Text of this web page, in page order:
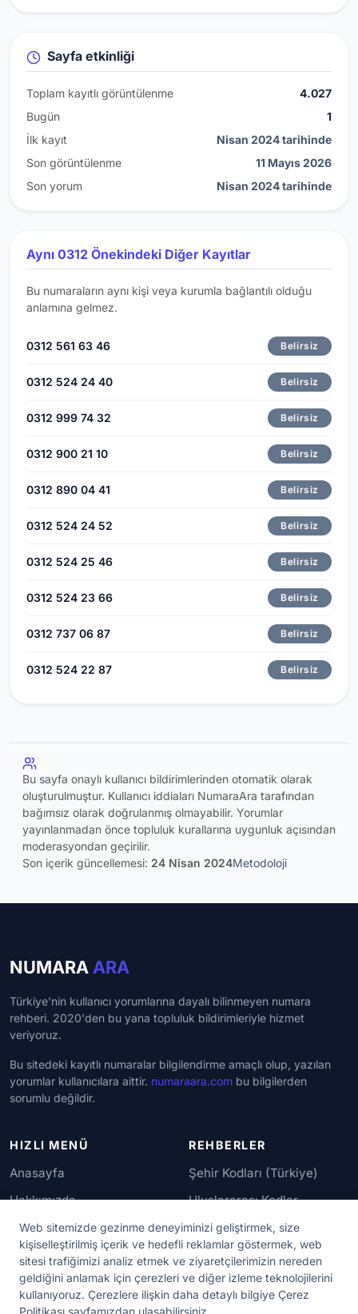
Web sitemizde gezinme deneyiminizi geliştirmek, size
kişiselleştirilmiş içerik ve hedefli reklamlar göstermek, web
sitesi trafiğimizi analiz etmek ve ziyaretçilerimizin nereden
geldiğini anlamak için çerezleri ve diğer izleme teknolojilerini
kullanıyoruz. Çerezlere ilişkin daha detaylı bilgiye Çerez
Politikası sayfamızdan ulaşabilirsiniz.
Sayfa etkinliği
Toplam kayıtlı görüntülenme
4.027
Bugün
1
İlk kayıt
Nisan 2024 tarihinde
Son görüntülenme
11 Mayıs 2026
Son yorum
Nisan 2024 tarihinde
Aynı 0312 Önekindeki Diğer Kayıtlar
Bu numaraların aynı kişi veya kurumla bağlantılı olduğu
anlamına gelmez.
0312 561 63 46 Belirsiz
0312 524 24 40 Belirsiz
0312 999 74 32 Belirsiz
0312 900 21 10 Belirsiz
0312 890 04 41 Belirsiz
0312 524 24 52 Belirsiz
0312 524 25 46 Belirsiz
0312 524 23 66 Belirsiz
0312 737 06 87 Belirsiz
0312 524 22 87 Belirsiz
Bu sayfa onaylı kullanıcı bildirimlerinden otomatik olarak
oluşturulmuştur. Kullanıcı iddiaları NumaraAra tarafından
bağımsız olarak doğrulanmış olmayabilir. Yorumlar
yayınlanmadan önce topluluk kurallarına uygunluk açısından
moderasyondan geçirilir.
Son içerik güncellemesi: 24 Nisan 2024Metodoloji
NUMARA ARA
Türkiye'nin kullanıcı yorumlarına dayalı bilinmeyen numara
rehberi. 2020'den bu yana topluluk bildirimleriyle hizmet
veriyoruz.
Bu sitedeki kayıtlı numaralar bilgilendirme amaçlı olup, yazılan
yorumlar kullanıcılara aittir. numaraara.com bu bilgilerden
sorumlu değildir.
HIZLI MENÜ
Anasayfa
Hakkımızda
İletişim
REHBERLER
Şehir Kodları (Türkiye)
Uluslararası Kodlar
Güvenilir Numaralar
YASAL KORUMA
Kullanım Koşulları